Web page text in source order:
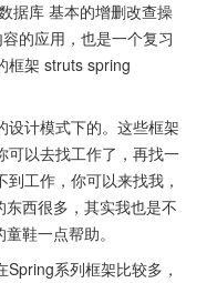
据库 基本的增删改查操
的应用，也是一个复习
框架 struts spring
设计模式下的。这些框架
可以去找工作了，再找一
工作，你可以来找我，
西很多，其实我也是不
鞋一点帮助。
系列框架比较多，